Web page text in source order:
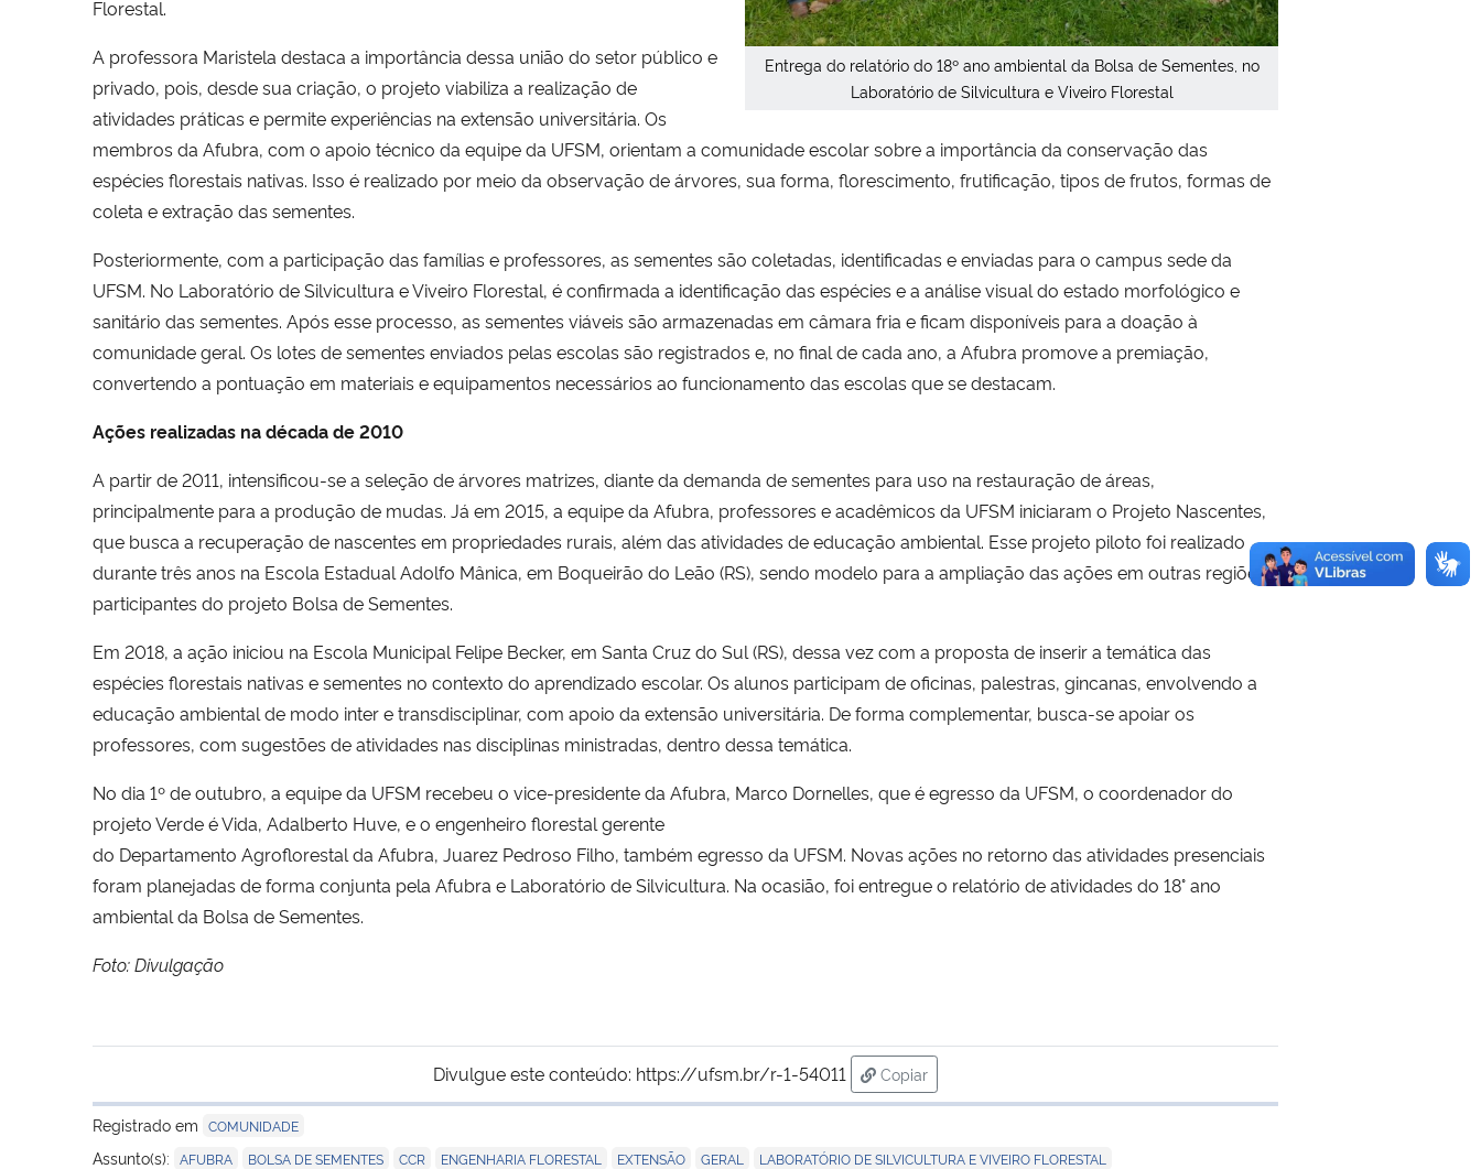
Entrega do relatório do 18º ano ambiental da Bolsa de Sementes, no
Laboratório de Silvicultura e Viveiro Florestal
Florestal.
A professora Maristela destaca a importância dessa união do setor público e
privado, pois, desde sua criação, o projeto viabiliza a realização de
atividades práticas e permite experiências na extensão universitária. Os
membros da Afubra, com o apoio técnico da equipe da UFSM, orientam a comunidade escolar sobre a importância da conservação das
espécies florestais nativas. Isso é realizado por meio da observação de árvores, sua forma, florescimento, frutificação, tipos de frutos, formas de
coleta e extração das sementes.
Posteriormente, com a participação das famílias e professores, as sementes são coletadas, identificadas e enviadas para o campus sede da
UFSM. No Laboratório de Silvicultura e Viveiro Florestal, é confirmada a identificação das espécies e a análise visual do estado morfológico e
sanitário das sementes. Após esse processo, as sementes viáveis são armazenadas em câmara fria e ficam disponíveis para a doação à
comunidade geral. Os lotes de sementes enviados pelas escolas são registrados e, no final de cada ano, a Afubra promove a premiação,
convertendo a pontuação em materiais e equipamentos necessários ao funcionamento das escolas que se destacam.
Ações realizadas na década de 2010
A partir de 2011, intensificou-se a seleção de árvores matrizes, diante da demanda de sementes para uso na restauração de áreas,
principalmente para a produção de mudas. Já em 2015, a equipe da Afubra, professores e acadêmicos da UFSM iniciaram o Projeto Nascentes,
que busca a recuperação de nascentes em propriedades rurais, além das atividades de educação ambiental. Esse projeto piloto foi realizado
durante três anos na Escola Estadual Adolfo Mânica, em Boqueirão do Leão (RS), sendo modelo para a ampliação das ações em outras regiões
participantes do projeto Bolsa de Sementes.
Em 2018, a ação iniciou na Escola Municipal Felipe Becker, em Santa Cruz do Sul (RS), dessa vez com a proposta de inserir a temática das
espécies florestais nativas e sementes no contexto do aprendizado escolar. Os alunos participam de oficinas, palestras, gincanas, envolvendo a
educação ambiental de modo inter e transdisciplinar, com apoio da extensão universitária. De forma complementar, busca-se apoiar os
professores, com sugestões de atividades nas disciplinas ministradas, dentro dessa temática.
No dia 1º de outubro, a equipe da UFSM recebeu o vice-presidente da Afubra, Marco Dornelles, que é egresso da UFSM, o coordenador do
projeto Verde é Vida, Adalberto Huve, e o engenheiro florestal gerente
do Departamento Agroflorestal da Afubra, Juarez Pedroso Filho, também egresso da UFSM. Novas ações no retorno das atividades presenciais
foram planejadas de forma conjunta pela Afubra e Laboratório de Silvicultura. Na ocasião, foi entregue o relatório de atividades do 18° ano
ambiental da Bolsa de Sementes.
Foto: Divulgação
Divulgue este conteúdo: https://ufsm.br/r-1-54011
Copiar
para área de transferência
Registrado em COMUNIDADE
Assunto(s): AFUBRA BOLSA DE SEMENTES CCR ENGENHARIA FLORESTAL EXTENSÃO GERAL LABORATÓRIO DE SILVICULTURA E VIVEIRO FLORESTAL